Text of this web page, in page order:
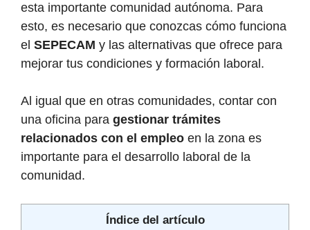
esta importante comunidad autónoma. Para
esto, es necesario que conozcas cómo funciona
el SEPECAM y las alternativas que ofrece para
mejorar tus condiciones y formación laboral.
Al igual que en otras comunidades, contar con
una oficina para gestionar trámites
relacionados con el empleo en la zona es
importante para el desarrollo laboral de la
comunidad.
Índice del artículo